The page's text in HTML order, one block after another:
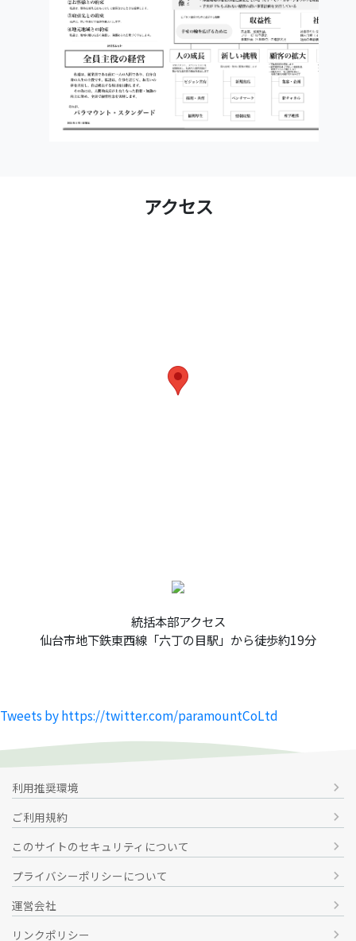
アクセス
統括本部アクセス
仙台市地下鉄東西線「六丁の目駅」から徒歩約19分
Tweets by https://twitter.com/paramountCoLtd
利用推奨環境
chevron_right
ご利用規約
chevron_right
このサイトのセキュリティについて
chevron_right
プライバシーポリシーについて
chevron_right
運営会社
chevron_right
リンクポリシー
chevron_right